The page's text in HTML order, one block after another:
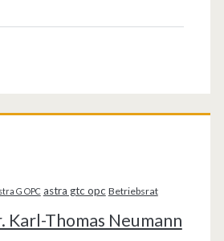
G OPC astra gtc opc Betriebsrat
Karl-Thomas Neumann